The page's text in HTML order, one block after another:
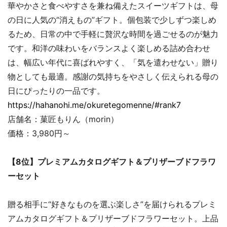
華やかさと食べやすさを兼ね備えたスイーツギフトは、母
の日に人気の“消えもの”ギフト。個包装で少しずつ楽しめ
るため、日常の中で手軽に贅沢な時間を過ごせるのが魅力
です。和洋の味わいをバランスよく楽しめる詰め合わせ
は、幅広い年代に喜ばれやすく、「気を遣わせない」贈り
物としても最適。感謝の気持ちをやさしく伝えられる母の
日にぴったりの一品です。
https://hahanohi.me/okuretegomenne/#rank7
店舗名：菓匠もりん（morin）
価格：3,980円～
【8位】プレミアムカタログギフト＆プリザーブドフラワ
ーセット
贈る相手に“好きなものを選ぶ楽しさ”を届けられるプレミ
アムカタログギフト＆プリザーブドフラワーセット。上品